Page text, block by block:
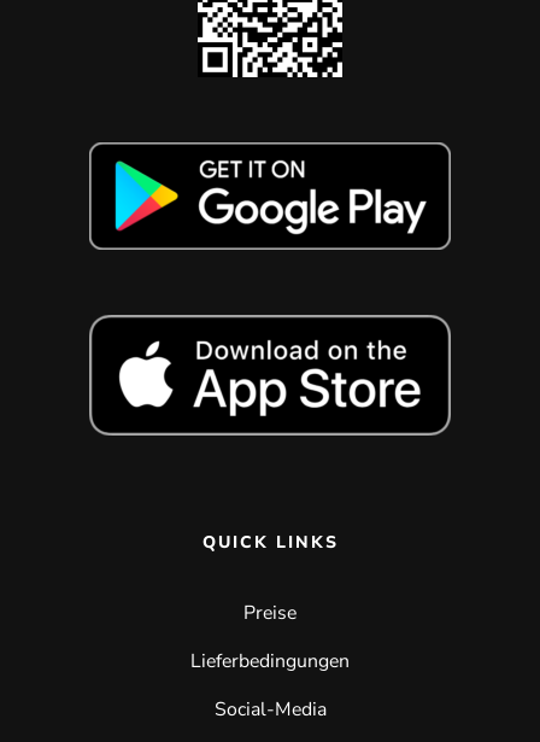
QUICK LINKS
Preise
Lieferbedingungen
Social-Media